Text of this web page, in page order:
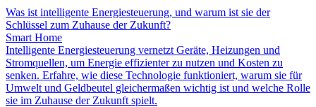
Was ist intelligente Energiesteuerung, und warum ist sie der
Schlüssel zum Zuhause der Zukunft?
Smart Home
Intelligente Energiesteuerung vernetzt Geräte, Heizungen und
Stromquellen, um Energie effizienter zu nutzen und Kosten zu
senken. Erfahre, wie diese Technologie funktioniert, warum sie für
Umwelt und Geldbeutel gleichermaßen wichtig ist und welche Rolle
sie im Zuhause der Zukunft spielt.